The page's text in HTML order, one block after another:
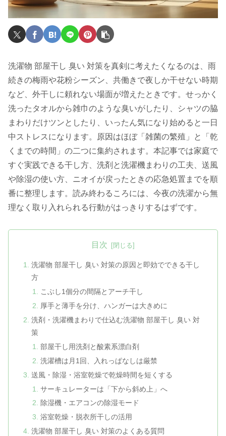
洗濯物 部屋干し 臭い 対策を真剣に考えたくなるのは、雨
続きの梅雨や花粉シーズン、共働きで夜しか干せない時期
など、外干しに頼れない場面が増えたときです。せっかく
洗ったタオルから雑巾のような臭いがしたり、シャツの脇
まわりだけツンとしたり、いったん気になり始めると一日
中ストレスになります。原因はほぼ「雑菌の繁殖」と「乾
くまでの時間」の二つに集約されます。本記事では家庭で
すぐ実践できる干し方、洗剤と洗濯機まわりの工夫、送風
や除湿の使い方、ニオイが戻ったときの応急処置までを順
番に整理します。読み終わるころには、今夜の洗濯から無
理なく取り入れられる行動がはっきりするはずです。
目次
洗濯物 部屋干し 臭い 対策の原因と即効でできる干し
方
こぶし1個分の間隔とアーチ干し
厚手と薄手を分け、ハンガーは大きめに
洗剤・洗濯機まわりで仕込む洗濯物 部屋干し 臭い 対
策
部屋干し用洗剤と酸素系漂白剤
洗濯槽は月1回、入れっぱなしは厳禁
送風・除湿・浴室乾燥で乾燥時間を短くする
サーキュレーターは「下から斜め上」へ
除湿機・エアコンの除湿モード
浴室乾燥・脱衣所干しの活用
洗濯物 部屋干し 臭い 対策のよくある質問